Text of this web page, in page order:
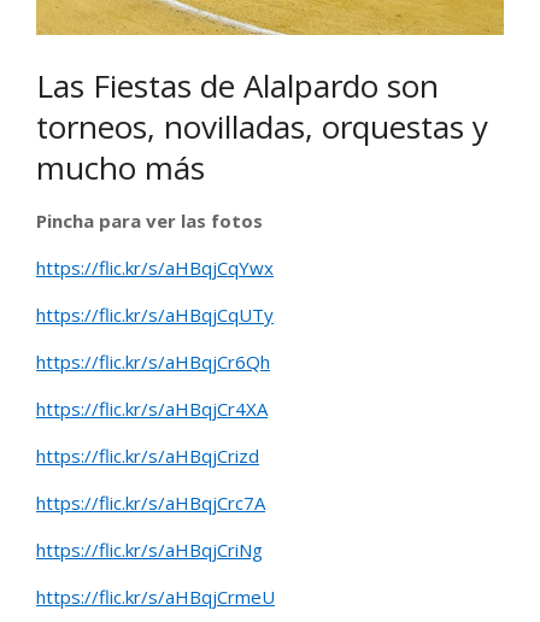
Las Fiestas de Alalpardo son
torneos, novilladas, orquestas y
mucho más
Pincha para ver las fotos
https://flic.kr/s/aHBqjCqYwx
https://flic.kr/s/aHBqjCqUTy
https://flic.kr/s/aHBqjCr6Qh
https://flic.kr/s/aHBqjCr4XA
https://flic.kr/s/aHBqjCrizd
https://flic.kr/s/aHBqjCrc7A
https://flic.kr/s/aHBqjCriNg
https://flic.kr/s/aHBqjCrmeU